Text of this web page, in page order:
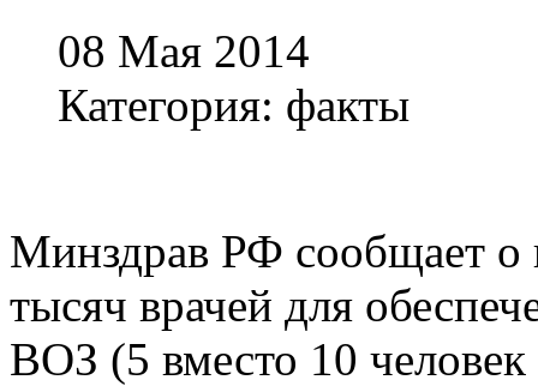
08 Мая 2014
Категория: факты
Минздрав РФ сообщает о
тысяч врачей для
ВОЗ (5 вместо 10